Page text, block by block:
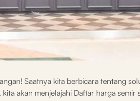
Saatnya kita berbicara tentang
akan menjelajahi Daftar harga semir